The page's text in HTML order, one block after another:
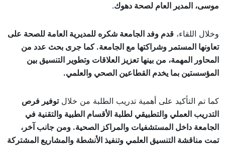
موسى، المدير العام لصحة دهوك.
وخلال اللقاء، قدم وفد الجامعة شكره للمديرية العامة للصحة على
تعاونها المستمر وشراكتها مع الجامعة. كما جرى بحث عدد من
المحاور المهمة، من بينها تعزيز العلاقات وتطوير التنسيق بين
المؤسستين بما يخدم القطاعين الصحي والعلمي.
كما تم التأكيد على أهمية تدريب الطلبة من خلالتوفير فرص
التدريب العملي والتطبيقي لطلبة الأقسام الطبية والتقنية في
الجامعة داخل المستشفيات والمراكز الصحية. ومن جانب آخر،
تمت مناقشة التنسيق العلمي وتنفيذ الأنشطة والمشاريع المشتركة